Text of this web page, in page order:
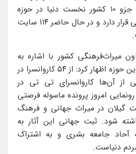
جهانی یونسکو، ایران جزو ۱۰ کشور نخست دنیا در حوزه
میراث ملموس و طبیعی قرار دارد و در حال حاضر ۱۱۴ سایت
میراث‌فرهنگی کشور با اشاره به
نقش استان گیلان در این حوزه اظهار کرد: از ۵۴ کاروانسرا در
از آن‌ها کاروانسرای تی تی در
امروز پرونده ماسوله فرصتی
گیلان در میراث جهانی و فرهنگ
شود. ثبت جهانی این آثار به
آحاد جامعه بشری و به اشتراک
دنیاست.